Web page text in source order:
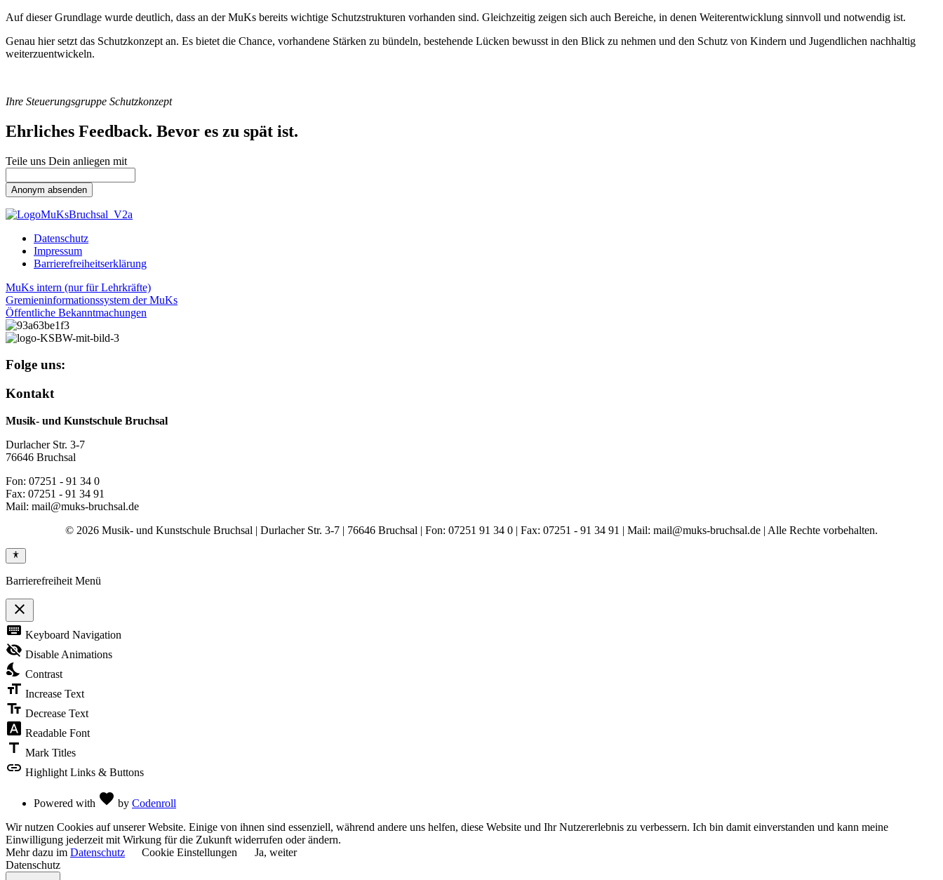
Auf dieser Grundlage wurde deutlich, dass an der MuKs bereits wichtige Schutzstrukturen vorhanden sind. Gleichzeitig zeigen sich auch Bereiche, in denen Weiterentwicklung sinnvoll und notwendig ist.
Genau hier setzt das Schutzkonzept an. Es bietet die Chance, vorhandene Stärken zu bündeln, bestehende Lücken bewusst in den Blick zu nehmen und den Schutz von Kindern und Jugendlichen nachhaltig
weiterzuentwickeln.
Ihre Steuerungsgruppe Schutzkonzept
Ehrliches Feedback. Bevor es zu spät ist.
Teile uns Dein anliegen mit
Anonym absenden
Datenschutz
Impressum
Barrierefreiheitserklärung
MuKs intern (nur für Lehrkräfte)
Gremieninformationssystem der MuKs
Öffentliche Bekanntmachungen
Folge uns:
Kontakt
Musik- und Kunstschule Bruchsal
Durlacher Str. 3-7
76646 Bruchsal
Fon: 07251 - 91 34 0
Fax: 07251 - 91 34 91
Mail: mail@muks-bruchsal.de
© 2026 Musik- und Kunstschule Bruchsal | Durlacher Str. 3-7 | 76646 Bruchsal | Fon: 07251 91 34 0 | Fax: 07251 - 91 34 91 | Mail: mail@muks-bruchsal.de | Alle Rechte vorbehalten.
Barrierefreiheit Menü
close
Toggle
the
visibility
of
Accessibility
Toolbar
keyboard Keyboard Navigation
visibility_off Disable Animations
nights_stay Contrast
format_size Increase Text
text_fields Decrease Text
font_download Readable Font
title Mark Titles
link Highlight Links & Buttons
Powered with favorite by Codenroll
Wir nutzen Cookies auf unserer Website. Einige von ihnen sind essenziell, während andere uns helfen, diese Website und Ihr Nutzererlebnis zu verbessern. Ich bin damit einverstanden und kann meine
Einwilligung jederzeit mit Wirkung für die Zukunft widerrufen oder ändern.
Mehr dazu im Datenschutz Cookie Einstellungen
Ja, weiter
Datenschutz